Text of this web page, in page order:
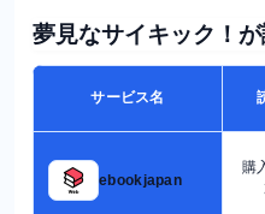
夢見なサイキック！
サービス名
ebookjapan
購